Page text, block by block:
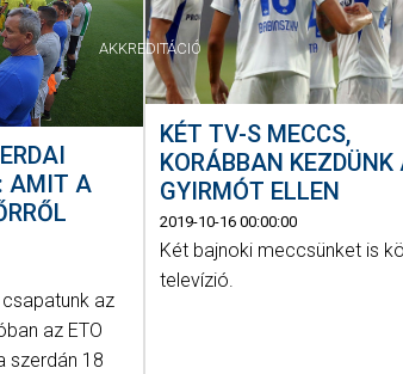
AKKREDITÁCIÓ
AMIT A
az
az ETO
szerdán 18
KÉT TV-S MECCS,
KORÁBBAN KEZDÜNK
GYIRMÓT ELLEN
2019-10-16 00:00:00
Két bajnoki meccsünket is
televízió.